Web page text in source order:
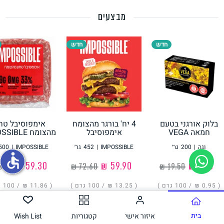
גבינות טבעוניות
מבצעים
חדש
בלוק אורגני בטעם
חמאה VEGA
200 גר׳ | וגה
‏19.50 ₪ ‏1.90 ₪
( ‏0.95 ₪ / 100 גרם )
חדש
4 יח' בורגר מהצומח
אימפוסיבל
452 גר׳ | IMPOSSIBLE
‏72.60 ₪
( ‏13.25 ₪ / 100 גרם )
אימפוסיבל
מהצומח IMPOSSIBLE
| IMPOSSIBLE
‏68.00 ₪
( ‏11.86 ₪ / 100 גרם
הוסיפו בית איזור אישי קטגוריות Wish List
accessible